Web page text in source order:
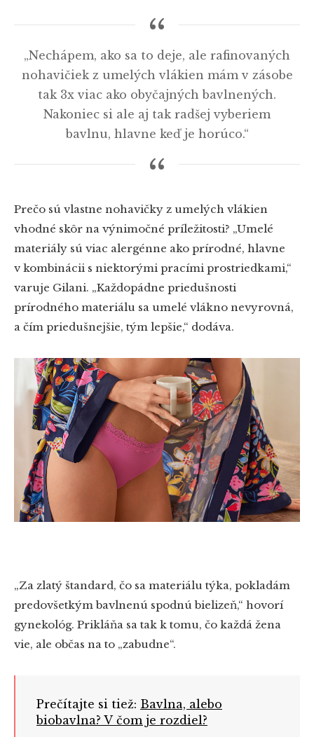
„Nechápem, ako sa to deje, ale rafinovaných
nohavičiek z umelých vlákien mám v zásobe
tak 3x viac ako obyčajných bavlnených.
Nakoniec si ale aj tak radšej vyberiem
bavlnu, hlavne keď je horúco.“
Prečo sú vlastne nohavičky z umelých vlákien
vhodné skôr na výnimočné príležitosti? „Umelé
materiály sú viac alergénne ako prírodné, hlavne
v kombinácii s niektorými pracími prostriedkami,“
varuje Gilani. „Každopádne priedušnosti
prírodného materiálu sa umelé vlákno nevyrovná,
a čím priedušnejšie, tým lepšie,“ dodáva.
„Za zlatý štandard, čo sa materiálu týka, pokladám
predovšetkým bavlnenú spodnú bielizeň,“ hovorí
gynekológ. Prikláňa sa tak k tomu, čo každá žena
vie, ale občas na to „zabudne“.
Prečítajte si tiež: Bavlna, alebo
biobavlna? V čom je rozdiel?